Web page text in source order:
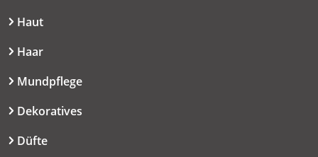
Haut
Haar
Mundpflege
Dekoratives
Düfte